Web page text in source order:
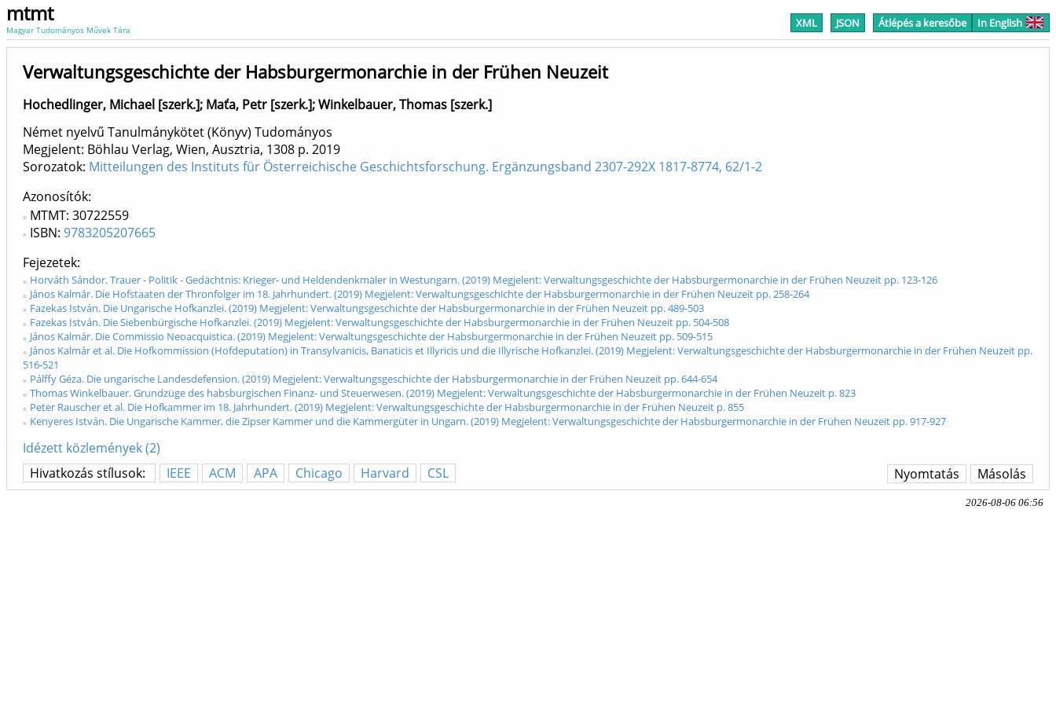
mtmt
Magyar Tudományos Művek Tára XML JSON Átlépés a keresőbe In English
Verwaltungsgeschichte der Habsburgermonarchie in der Frühen Neuzeit
Hochedlinger, Michael [szerk.]; Maťa, Petr [szerk.];Winkelbauer, Thomas [szerk.]
Német nyelvű Tanulmánykötet (Könyv) Tudományos
Megjelent: Böhlau Verlag, Wien, Ausztria, 1308 p. 2019
Sorozatok: Mitteilungen des Instituts für Österreichische Geschichtsforschung. Ergänzungsband 2307-292X 1817-8774, 62/1-2
Azonosítók
MTMT: 30722559
ISBN: 9783205207665
Fejezetek
Horváth Sándor. Trauer - Politik - Gedächtnis: Krieger- und Heldendenkmäler in Westungarn. (2019) Megjelent: Verwaltungsgeschichte der Habsburgermonarchie in der Frühen Neuzeit pp. 123-126
János Kalmár. Die Hofstaaten der Thronfolger im 18. Jahrhundert. (2019) Megjelent: Verwaltungsgeschichte der Habsburgermonarchie in der Frühen Neuzeit pp. 258-264
Fazekas István. Die Ungarische Hofkanzlei. (2019) Megjelent: Verwaltungsgeschichte der Habsburgermonarchie in der Frühen Neuzeit pp. 489-503
Fazekas István. Die Siebenbürgische Hofkanzlei. (2019) Megjelent: Verwaltungsgeschichte der Habsburgermonarchie in der Frühen Neuzeit pp. 504-508
János Kalmár. Die Commissio Neoacquistica. (2019) Megjelent: Verwaltungsgeschichte der Habsburgermonarchie in der Frühen Neuzeit pp. 509-515
János Kalmár et al. Die Hofkommission (Hofdeputation) in Transylvanicis, Banaticis et Illyricis und die Illyrische Hofkanzlei. (2019) Megjelent: Verwaltungsgeschichte der Habsburgermonarchie in der Frühen Neuzeit pp.
516-521
Pálffy Géza. Die ungarische Landesdefension. (2019) Megjelent: Verwaltungsgeschichte der Habsburgermonarchie in der Frühen Neuzeit pp. 644-654
Thomas Winkelbauer. Grundzüge des habsburgischen Finanz- und Steuerwesen. (2019) Megjelent: Verwaltungsgeschichte der Habsburgermonarchie in der Frühen Neuzeit p. 823
Peter Rauscher et al. Die Hofkammer im 18. Jahrhundert. (2019) Megjelent: Verwaltungsgeschichte der Habsburgermonarchie in der Frühen Neuzeit p. 855
Kenyeres István. Die Ungarische Kammer, die Zipser Kammer und die Kammergüter in Ungarn. (2019) Megjelent: Verwaltungsgeschichte der Habsburgermonarchie in der Frühen Neuzeit pp. 917-927
Idézett közlemények (2)
Hivatkozás stílusok:
IEEE ACM APA Chicago Harvard CSL Másolás
Nyomtatás
2026-08-06 06:56